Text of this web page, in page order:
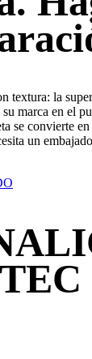
textura: la
su marca en el
se convierte
un